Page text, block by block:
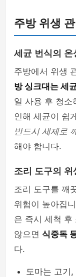
주방 위생
세균 번식의 온
주방에서 위생
방 싱크대는 세
일 사용 후 청소
인해 세균이 쉽
반드시 세제로
해야 합니다.
조리 도구의 위
조리 도구를 깨
위험이 높아집
은 즉시 세척 후
않으면 식중독
다.
도마는 고기